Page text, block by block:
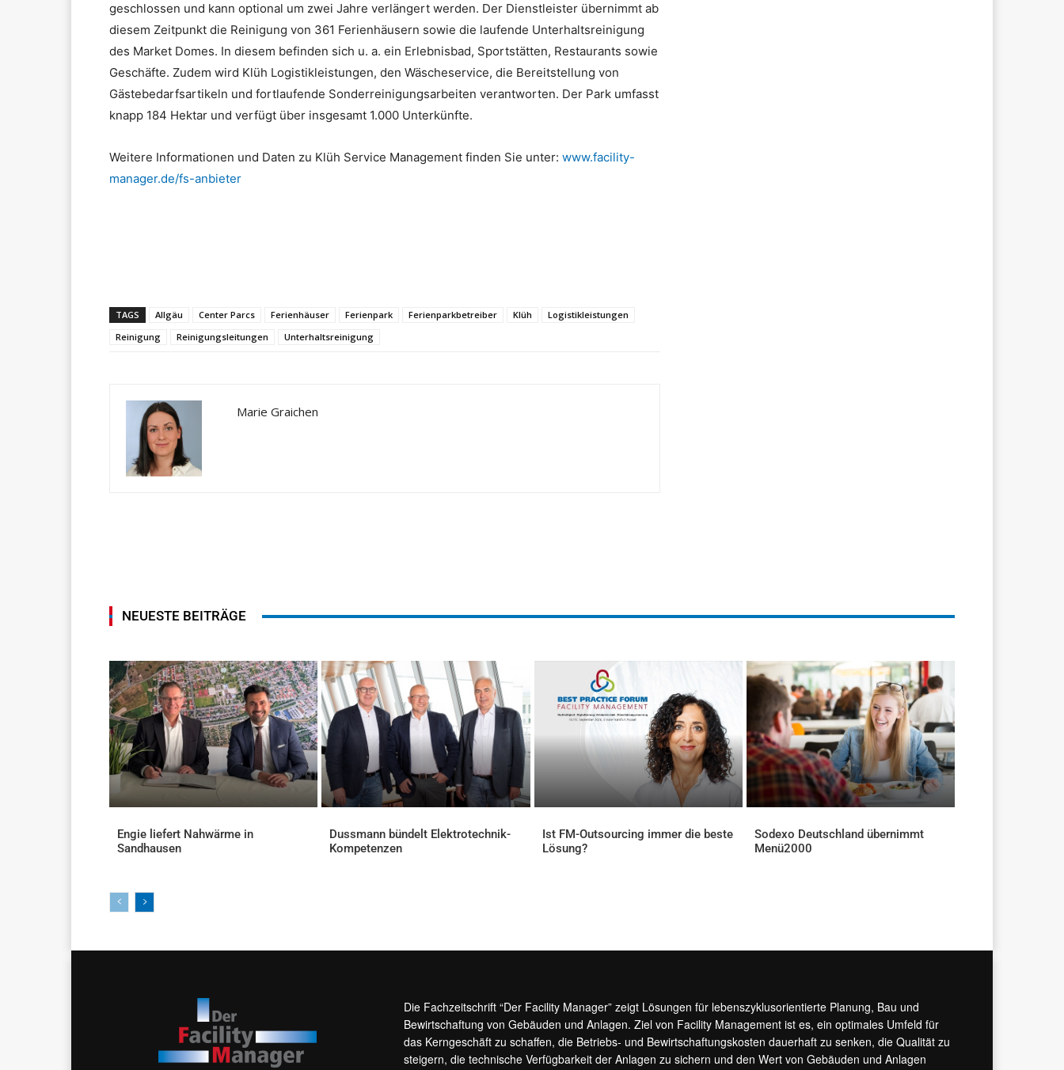
geschlossen und kann optional um zwei Jahre verlängert werden. Der Dienstleister übernimmt ab
diesem Zeitpunkt die Reinigung von 361 Ferienhäusern sowie die laufende Unterhaltsreinigung
des Market Domes. In diesem befinden sich u. a. ein Erlebnisbad, Sportstätten, Restaurants sowie
Geschäfte. Zudem wird Klüh Logistikleistungen, den Wäscheservice, die Bereitstellung von
Gästebedarfsartikeln und fortlaufende Sonderreinigungsarbeiten verantworten. Der Park umfasst
knapp 184 Hektar und verfügt über insgesamt 1.000 Unterkünfte.
Weitere Informationen und Daten zu Klüh Service Management finden Sie unter: www.facility-
manager.de/fs-anbieter
TAGS Allgäu Center Parcs Ferienhäuser Ferienpark Ferienparkbetreiber Klüh
Logistikleistungen
Reinigung
Reinigungsleitungen Unterhaltsreinigung
Marie Graichen
NEUESTE BEITRÄGE
Engie liefert Nahwärme in
Sandhausen
Dussmann bündelt Elektrotechnik-
Kompetenzen
Ist FM-Outsourcing immer die beste
Lösung?
Sodexo Deutschland übernimmt
Menü2000
Die Fachzeitschrift “Der Facility Manager” zeigt Lösungen für lebenszyklusorientierte Planung, Bau und
Bewirtschaftung von Gebäuden und Anlagen. Ziel von Facility Management ist es, ein optimales Umfeld für
das Kerngeschäft zu schaffen, die Betriebs- und Bewirtschaftungskosten dauerhaft zu senken, die Qualität zu
steigern, die technische Verfügbarkeit der Anlagen zu sichern und den Wert von Gebäuden und Anlagen